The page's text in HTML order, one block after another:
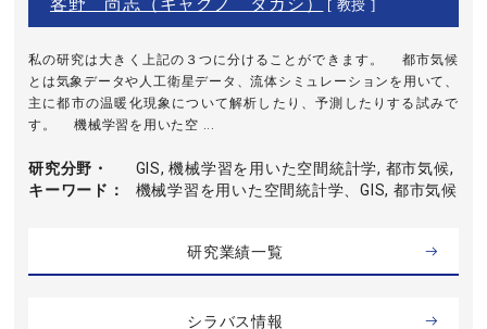
客野 尚志（キャクノ タカシ） [ 教授 ]
私の研究は大きく上記の３つに分けることができます。 都市気候
とは気象データや人工衛星データ、流体シミュレーションを用いて、
主に都市の温暖化現象について解析したり、予測したりする試みで
す。 機械学習を用いた空 ...
研究分野・
キーワード
GIS, 機械学習を用いた空間統計学, 都市気候,
機械学習を用いた空間統計学、GIS, 都市気候
研究業績一覧
シラバス情報